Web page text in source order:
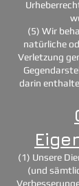
(5) Wir
natürliche
Verletzung
darin
(1) Unsere
(und